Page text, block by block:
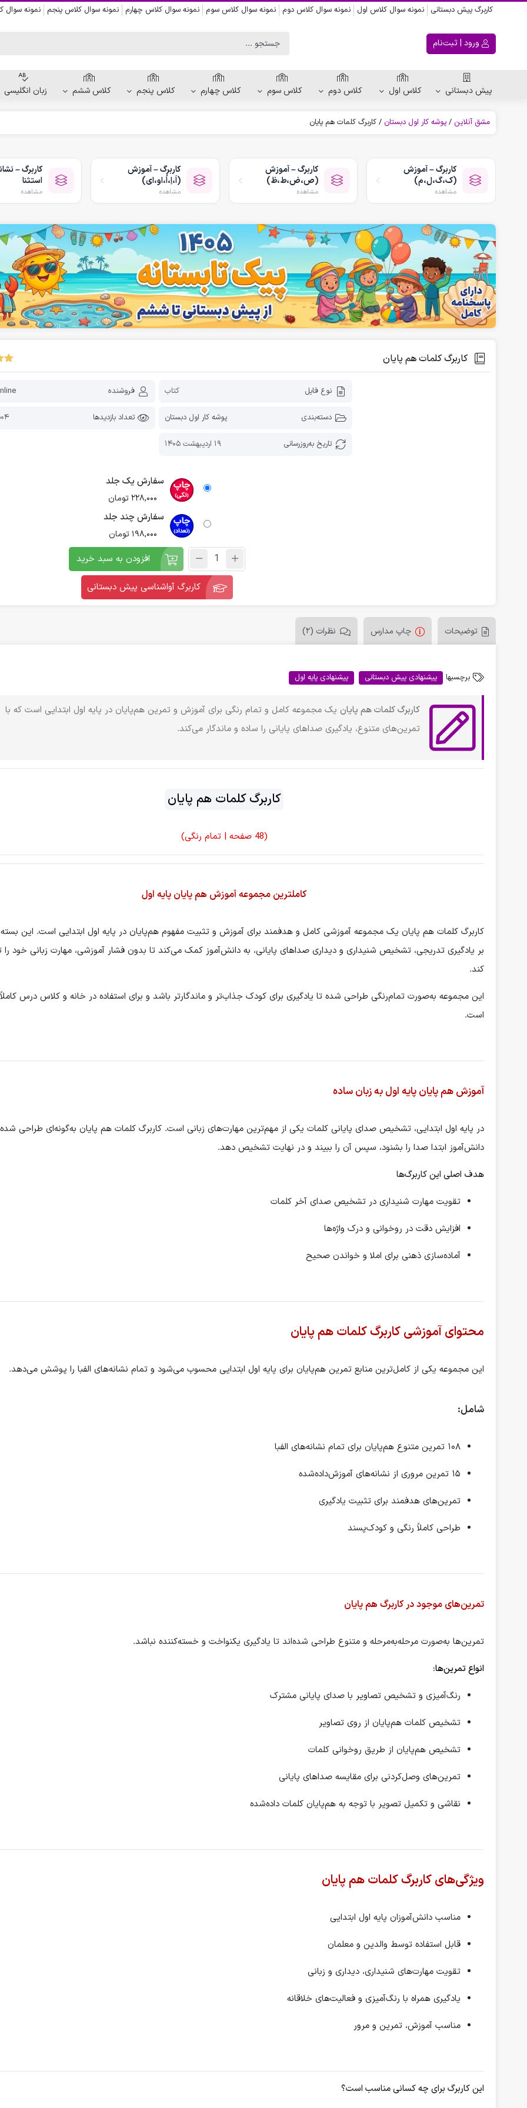
کاربرگ پیش دبستانی نمونه سوال کلاس اول نمونه سوال کلاس دوم نمونه سوال کلاس سوم نمونه سوال کلاس چهارم نمونه سوال کلاس پنجم نمونه
ورود | ثبت‌نام
پیش دبستانی
کاربرگ اعداد
کاربرگ تقارن ، قرینه
الگویابی پیش دبستانی
کاربرگ نقاشی و رنگ آمیزی
کاربرگ پیش از نوشتن
کاربرگ نقطه چین حروف الفبا
پکیج های پیش دبستانی
کتاب پیش دبستانی
فلش کارت آموزشی
دانلود رایگان کاربرگ پیش دبستانی
کاربرگ هفتگی پیش دبستانی
کلاس اول کلاس دوم کلاس سوم کلاس چهارم کلاس پنجم کلاس ششم زبان انگلیسی
مشق آنلاین /پوشه کار اول دبستان /کاربرگ کلمات هم پایان
کاربرگ – آموزش
(ک،گ،ل،م)
مشاهده
کاربرگ – آموزش
(ص،ض،ط،ظ)
مشاهده
کاربرگ – آموزش
(اَ،اِ،اُ،او،ای)
مشاهده
کاربرگ –
استثنا
مشاهده
کاربرگ کلمات هم پایان
نوع فایل کتاب فروشنده
دسته‌بندی پوشه کار اول دبستان تعداد بازدیدها
تاریخ به‌روز‌رسانی 19 اردیبهشت 1405
سفارش یک جلد
228,000 تومان
سفارش چند جلد
198,000 تومان
افزودن به سبد خرید
کاربرگ آواشناسی پیش دبستانی
توضیحات چاپ مدارس نظرات (2)
برچسبها پیشنهادی پیش دبستانی پیشنهادی پایه اول
کاربرگ کلمات هم پایان یک مجموعه کامل و تمام‌ رنگی برای آموزش و تمرین هم‌پایان در پایه اول ابتدایی است که با
تمرین‌های متنوع، یادگیری صداهای پایانی را ساده و ماندگار می‌کند.
کاربرگ کلمات هم پایان
(48 صفحه | تمام رنگی)
کاملترین مجموعه آموزش هم پایان پایه اول
کاربرگ کلمات هم پایان یک مجموعه آموزشی کامل و هدفمند برای آموزش و تثبیت مفهوم هم‌پایان در پایه اول ابتدایی است. این بسته
بر یادگیری تدریجی، تشخیص شنیداری و دیداری صداهای پایانی، به دانش‌آموز کمک می‌کند تا بدون فشار آموزشی، مهارت زبانی خود
کند.
این مجموعه به‌صورت تمام‌رنگی طراحی شده تا یادگیری برای کودک جذاب‌تر و ماندگارتر باشد و برای استفاده در خانه و کلاس درس
است.
آموزش هم پایان پایه اول به زبان ساده
در پایه اول ابتدایی، تشخیص صدای پایانی کلمات یکی از مهم‌ترین مهارت‌های زبانی است. کاربرگ کلمات هم پایان به‌گونه‌ای طراحی
دانش‌آموز ابتدا صدا را بشنود، سپس آن را ببیند و در نهایت تشخیص دهد.
هدف اصلی این کاربرگ‌ها
تقویت مهارت شنیداری در تشخیص صدای آخر کلمات
افزایش دقت در روخوانی و درک واژه‌ها
آماده‌سازی ذهنی برای املا و خواندن صحیح
محتوای آموزشی کاربرگ کلمات هم پایان
این مجموعه یکی از کامل‌ترین منابع تمرین هم‌پایان برای پایه اول ابتدایی محسوب می‌شود و تمام نشانه‌های الفبا را پوشش می‌دهد.
شامل:
۱۰۸ تمرین متنوع هم‌پایان برای تمام نشانه‌های الفبا
۱۵ تمرین مروری از نشانه‌های آموزش‌داده‌شده
تمرین‌های هدفمند برای تثبیت یادگیری
طراحی کاملاً رنگی و کودک‌پسند
تمرین‌های موجود در کاربرگ هم پایان
تمرین‌ها به‌صورت مرحله‌به‌مرحله و متنوع طراحی شده‌اند تا یادگیری یکنواخت و خسته‌کننده نباشد.
انواع تمرین‌ها:
رنگ‌آمیزی و تشخیص تصاویر با صدای پایانی مشترک
تشخیص کلمات هم‌پایان از روی تصاویر
تشخیص هم‌پایان از طریق روخوانی کلمات
تمرین‌های وصل‌کردنی برای مقایسه صداهای پایانی
نقاشی و تکمیل تصویر با توجه به هم‌پایان کلمات داده‌شده
ویژگی‌های کاربرگ کلمات هم پایان
مناسب دانش‌آموزان پایه اول ابتدایی
قابل استفاده توسط والدین و معلمان
تقویت مهارت‌های شنیداری، دیداری و زبانی
یادگیری همراه با رنگ‌آمیزی و فعالیت‌های خلاقانه
مناسب آموزش، تمرین و مرور
این کاربرگ برای چه کسانی مناسب است؟